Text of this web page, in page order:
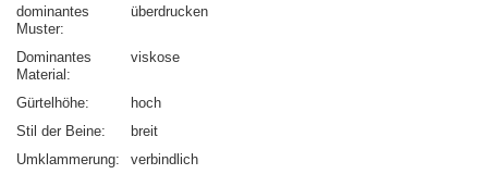
dominantes
Muster
überdrucken
Dominantes
Material
viskose
Gürtelhöhe
hoch
Stil der Beine
breit
Umklammerung
verbindlich